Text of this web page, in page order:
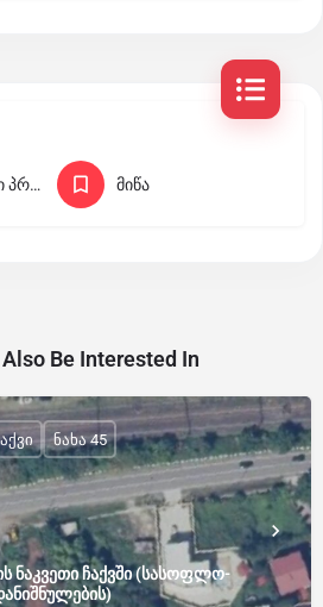
დამტკიცებული პროექტები კოტეჯებისთვის მიწა
Be Interested In
ნაკვეთი ჩაქვში (სასოფლო-
ნახა 45